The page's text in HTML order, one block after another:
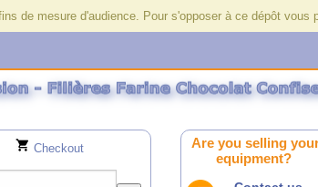
de mesure d'audience. Pour s'opposer à ce dépôt vous
Checkout
Are you selling
equipment?